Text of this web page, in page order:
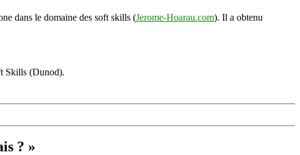
dans le domaine des soft skills (Jerome-Hoarau.com). Il a obtenu
Skills (Dunod).
? »